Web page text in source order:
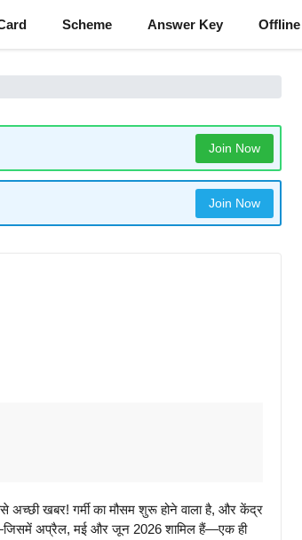
Scheme Answer Key
Join Now
Join Now
खबर! गर्मी का मौसम शुरू होने वाला है, और केंद्र
अप्रैल, मई और जून 2026 शामिल हैं—एक ही